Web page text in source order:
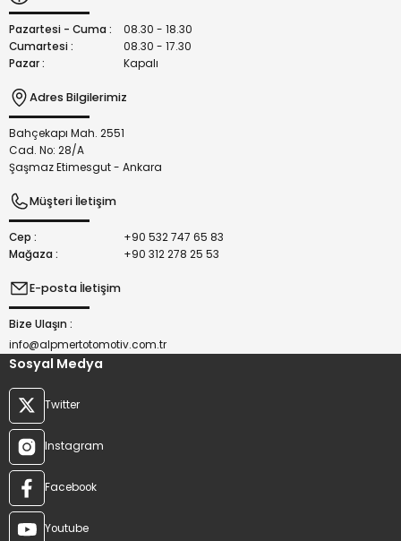
Bu ürüne benzer farklı alternatifler olmalı.
Pazartesi - Cuma :
08.30 - 18.30
Cumartesi :
08.30 - 17.30
Pazar :
Kapalı
Adres Bilgilerimiz
Bahçekapı Mah. 2551
Cad. No: 28/A
Şaşmaz Etimesgut - Ankara
Müşteri İletişim
Cep :
+90 532 747 65 83
Mağaza :
+90 312 278 25 53
E-posta İletişim
Bize Ulaşın :
info@alpmertotomotiv.com.tr
Sosyal Medya
Twitter
Instagram
Facebook
Youtube